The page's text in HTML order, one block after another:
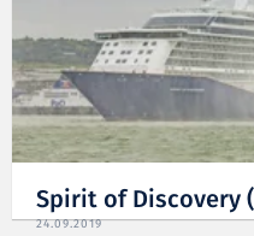
Spirit of Discovery
24.09.2019